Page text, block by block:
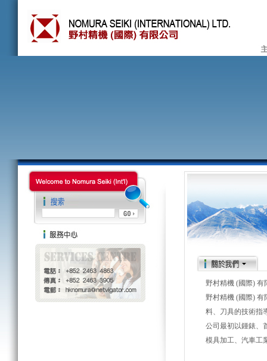
野村精機 (國際) 有
野村精機 (國際) 有
料、刀具的技術指
公司最初以鍾錶、
模具加工、汽車工